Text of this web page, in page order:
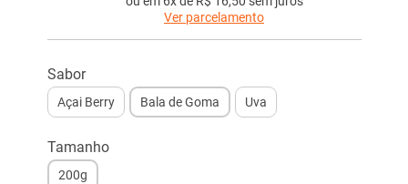
Ver parcelamento
1x
R$ 99,00
3x
R$ 33,00
4x
R$ 24,75
Sabor
Açai Berry Bala de Goma Uva
Tamanho
200g